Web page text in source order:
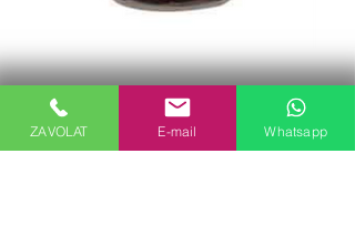
ZAVOLAT E-mail Whatsapp